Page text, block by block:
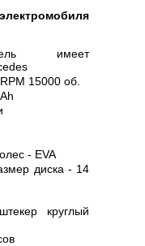
имеет
15000 об.
- EVA
диска - 14
круглый